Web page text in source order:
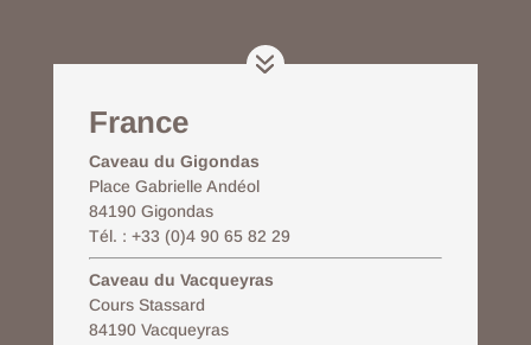
France
Caveau du Gigondas
Place Gabrielle Andéol
84190 Gigondas
Tél. : +33 (0)4 90 65 82 29
Caveau du Vacqueyras
Cours Stassard
84190 Vacqueyras